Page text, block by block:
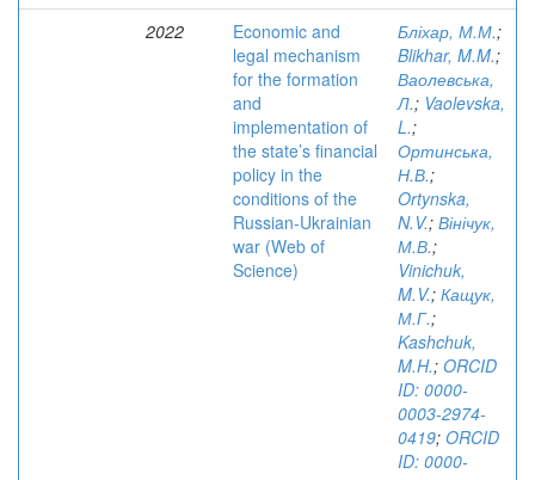
2022
Economic and
legal mechanism
for the formation
and
implementation of
the state’s financial
policy in the
conditions of the
Russian-Ukrainian
war (Web of
Science)
Бліхар, М.М.;
Blikhar, M.M.;
Ваолевська,
Л.; Vaolevska,
L.;
Ортинська,
Н.В.;
Ortynska,
N.V.; Вінічук,
М.В.;
Vinichuk,
M.V.; Кащук,
М.Г.;
Kashchuk,
M.H.; ORCID
ID: 0000-
0003-2974-
0419; ORCID
ID: 0000-